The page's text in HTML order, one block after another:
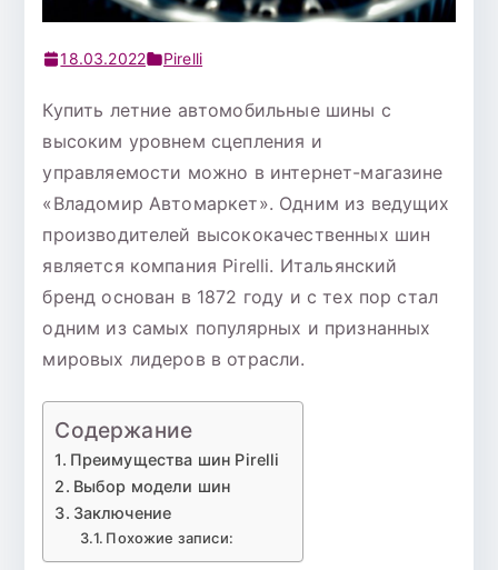
18.03.2022 Pirelli
Купить летние автомобильные шины с
высоким уровнем сцепления и
управляемости можно в интернет-магазине
«Владомир Автомаркет». Одним из ведущих
производителей высококачественных шин
является компания Pirelli. Итальянский
бренд основан в 1872 году и с тех пор стал
одним из самых популярных и признанных
мировых лидеров в отрасли.
Содержание
Преимущества шин Pirelli
Выбор модели шин
Заключение
Похожие записи: